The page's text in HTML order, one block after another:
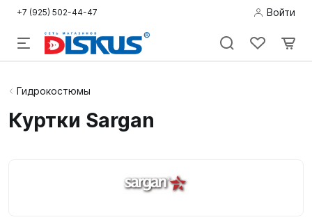
+7 (925) 502-44-47 Войти
Подводная
Гидрокостюмы
Куртки Sargan